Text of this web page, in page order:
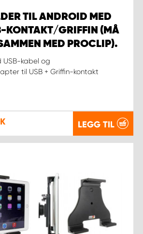
TIL ANDROID MED
KONTAKT/GRIFFIN (MÅ
MED PROCLIP).
USB-kabel og
til USB + Griffin-kontakt
LEGG TIL